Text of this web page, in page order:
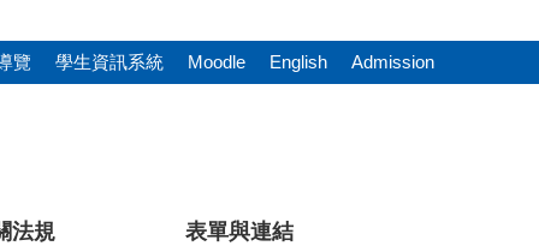
覽 學生資訊系統 Moodle English Admission
法規 表單與連結